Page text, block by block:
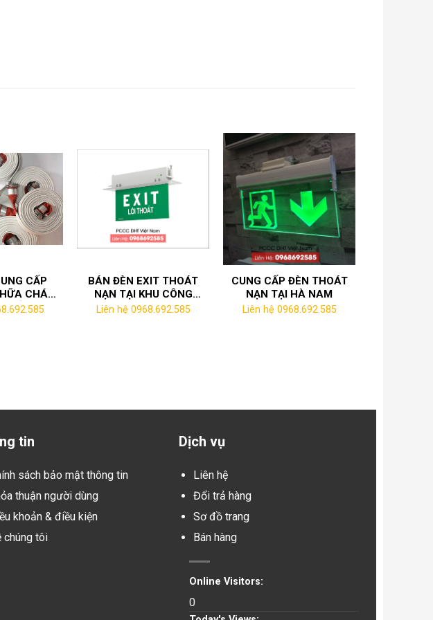
CẤP
CHÁY
CẦN HÀ
BÁN ĐÈN EXIT THOÁT
NẠN TẠI KHU CÔNG
NGHIỆP LIÊM PHONG
Liên hệ 0968.692.585
CUNG CẤP ĐÈN THOÁT
NẠN TẠI HÀ NAM
Liên hệ 0968.692.585
tin
sách bảo mật thông tin
thuận người dùng
khoản & điều kiện
chúng tôi
Dịch vụ
Liên hệ
Đổi trả hàng
Sơ đồ trang
Bán hàng
Online Visitors:
0